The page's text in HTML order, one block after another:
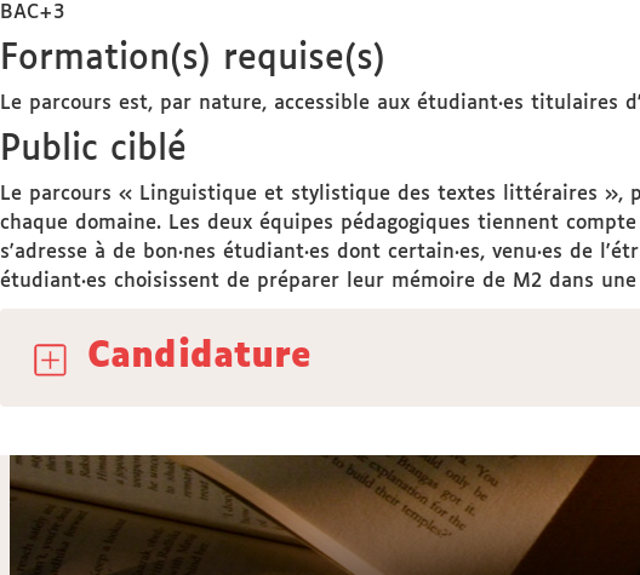
BAC+3
Formation(s) requise(s)
Le parcours est, par nature, accessible aux étudiant·es titulaires
Public ciblé
Le parcours « Linguistique et stylistique des textes littéraires »,
chaque domaine. Les deux équipes pédagogiques tiennent
s'adresse à de bon·nes étudiant·es dont certain·es, venu·es de
étudiant·es choisissent de préparer leur mémoire de M2 dans
Candidature